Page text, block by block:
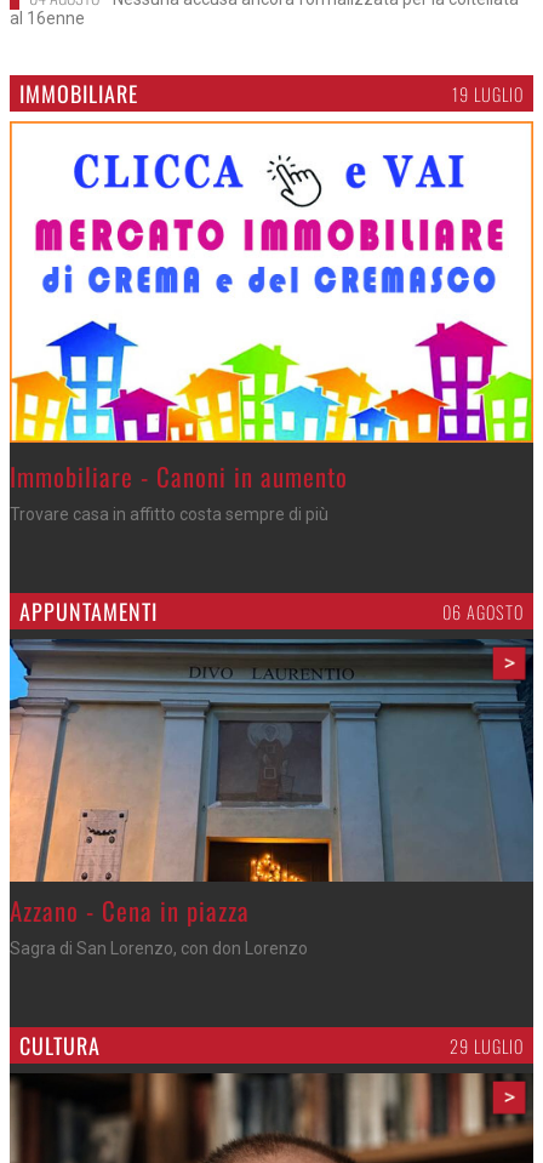
al 16enne
IMMOBILIARE 19 LUGLIO
>Immobiliare - Canoni in aumento
Trovare casa in affitto costa sempre di più
APPUNTAMENTI 06 AGOSTO
>
Gli appuntamenti fino a sabato
Cosa fare questi giorni nel Cremasco
CULTURA 29 LUGLIO
>